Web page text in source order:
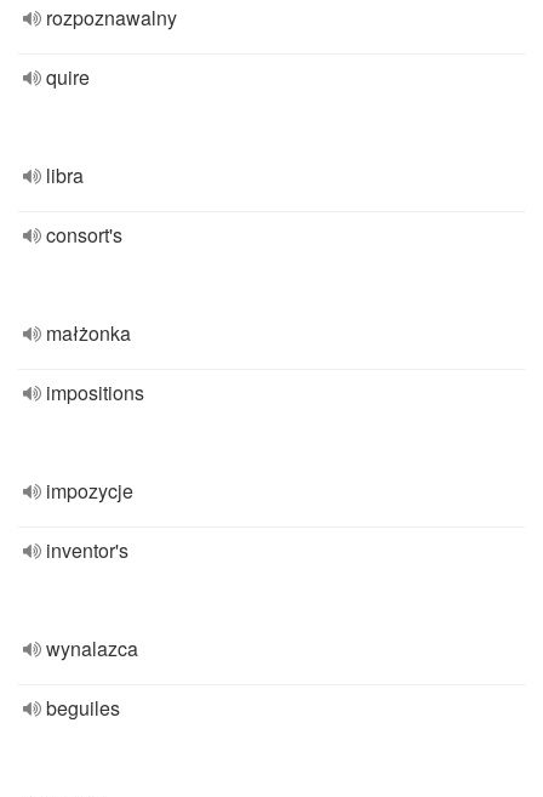
rozpoznawalny
quire
libra
consort's
małżonka
impositions
impozycje
inventor's
wynalazca
beguiles